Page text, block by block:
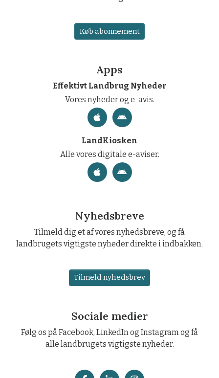
Køb abonnement
Apps
Effektivt Landbrug Nyheder
Vores nyheder og e-avis.
LandKiosken
Alle vores digitale e-aviser.
Nyhedsbreve
Tilmeld dig et af vores nyhedsbreve, og få
landbrugets vigtigste nyheder direkte i indbakken.
Tilmeld nyhedsbrev
Sociale medier
Følg os på Facebook, LinkedIn og Instagram og få
alle landbrugets vigtigste nyheder.